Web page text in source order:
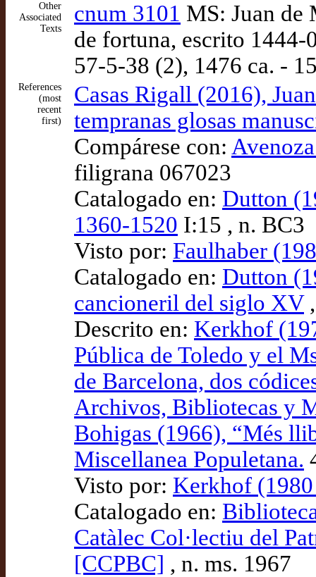
Other
Associated
Texts
cnum 3101 MS: Juan
de fortuna, escrito
57-5-38 (2), 1476 ca. -
References
(most
recent
first)
Casas Rigall (2016),
tempranas glosas
Compárese con:
filigrana 067023
Catalogado en: Dutton
1360-1520 I:15 , n. BC3
Visto por: Faulhaber
Catalogado en: Dutton
cancioneril del siglo XV,
Descrito en: Kerkhof
Pública de Toledo y el
de Barcelona, dos
Archivos, Bibliotecas y
Bohigas (1966), “Més
Miscellanea Populetana.
Visto por: Kerkhof
Catalogado en:
Catàlec Col·lectiu del
[CCPBC] , n. ms. 1967